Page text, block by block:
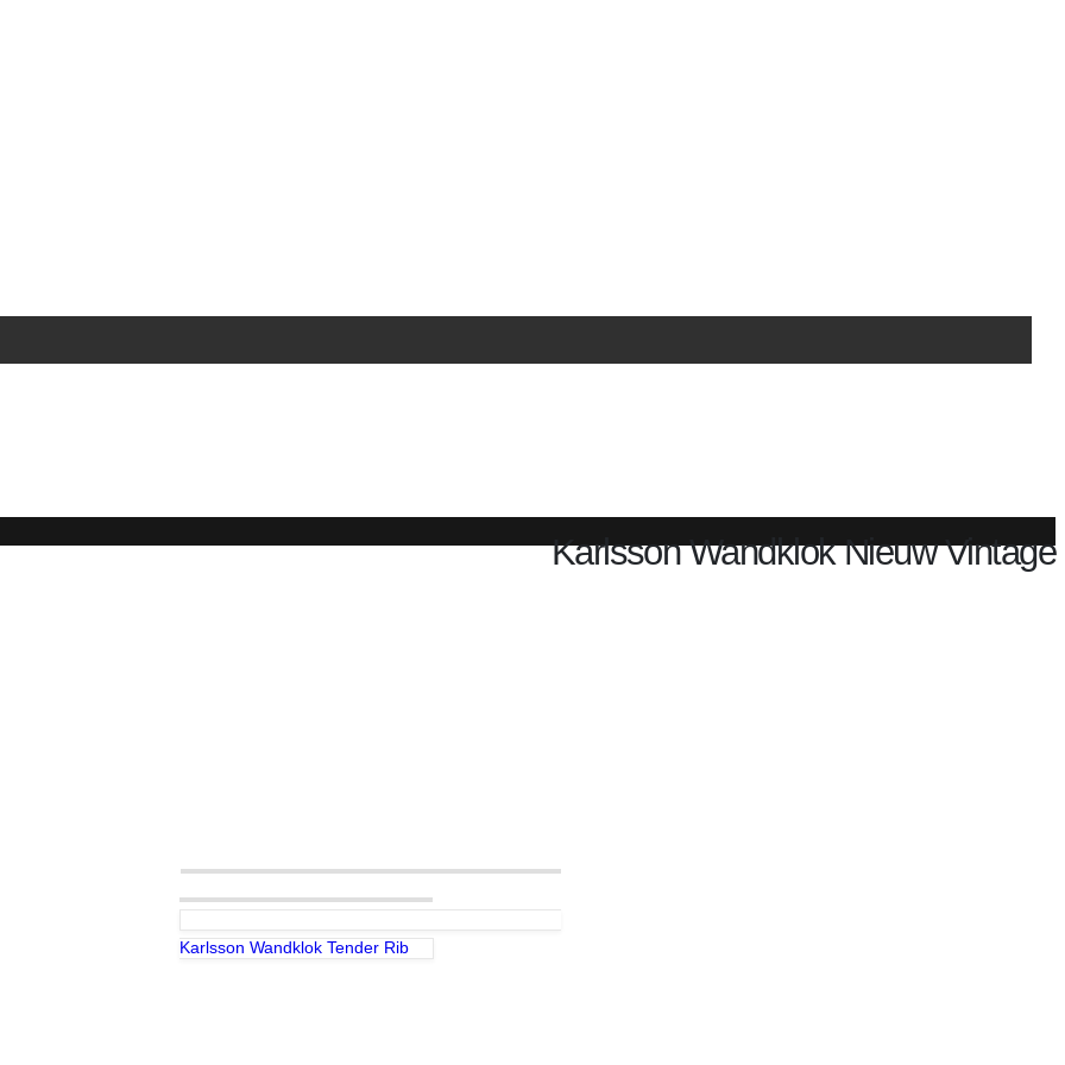
Karlsson Wandklok Nieuw Vintage
Karlsson Wandklok Tender Rib